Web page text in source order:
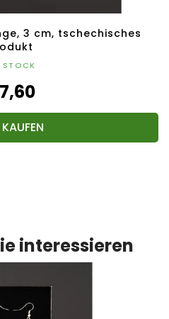
3 cm, tschechisches
STOCK
interessieren